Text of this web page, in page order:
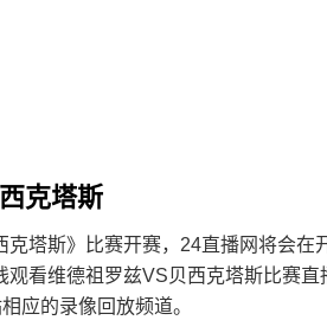
克塔斯
塔斯》比赛开赛，24直播网将会在
看维德祖罗兹VS贝西克塔斯比赛
应的录像回放频道。